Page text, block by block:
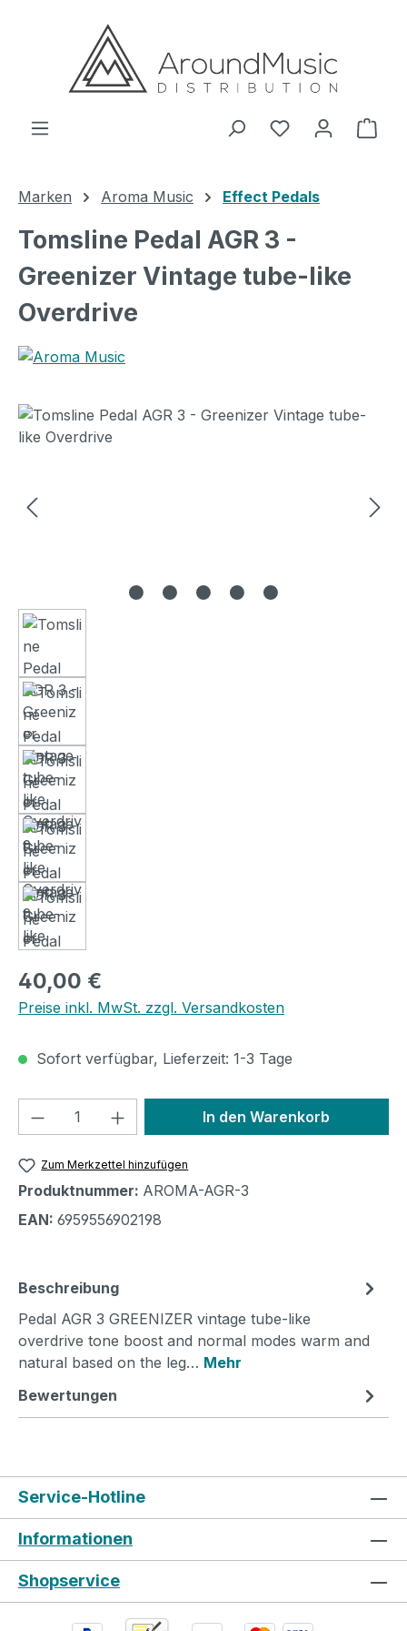
Zum Hauptinhalt springen
Marken Aroma Music Effect Pedals
Tomsline Pedal AGR 3 -
Greenizer Vintage tube-like
Overdrive
Bildergalerie überspringen
Regulärer Preis:
40,00 €
Preise inkl. MwSt. zzgl. Versandkosten
Sofort verfügbar, Lieferzeit: 1-3 Tage
Produkt Anzahl: Gib denIn den Warenkorb
Zum Merkzettel hinzufügen
Produktnummer: AROMA-AGR-3
EAN: 6959556902198
Beschreibung
Pedal AGR 3 GREENIZER vintage tube-like
overdrive tone boost and normal modes warm and
natural based on the leg… Mehr
Bewertungen
Service-Hotline
Informationen
Shopservice